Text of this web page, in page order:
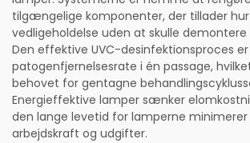
tilgængelige komponenter, der tillader
vedligeholdelse uden at skulle
Den effektive UVC-desinfektionsproces
patogenfjernelsesrate i én passage,
behovet for gentagne
Energieffektive lamper sænker
den lange levetid for lamperne
arbejdskraft og udgifter.